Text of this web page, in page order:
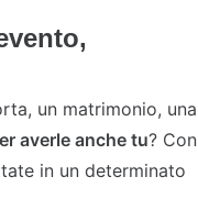
un matrimonio, una
averle anche tu? Con
in un determinato